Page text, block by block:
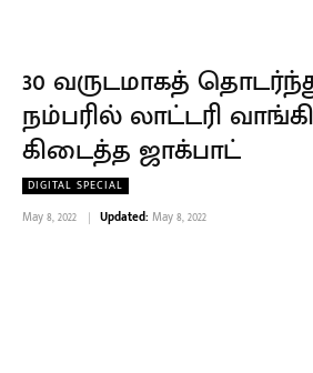
30 வருடமாகத்
நம்பரில் லாட்டரி
கிடைத்த ஜாக்பாட்
DIGITAL SPECIAL
May 8, 2022 Updated: May 8, 2022